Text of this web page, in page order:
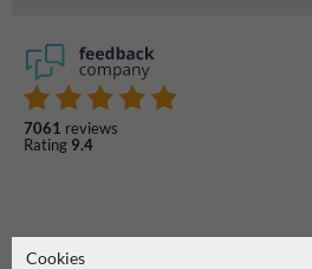
7061 reviews
Rating 9.4
Cookies